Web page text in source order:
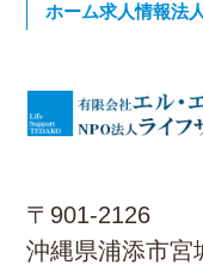
〒901-2126
沖縄県浦添市宮
ホーム求人情報法